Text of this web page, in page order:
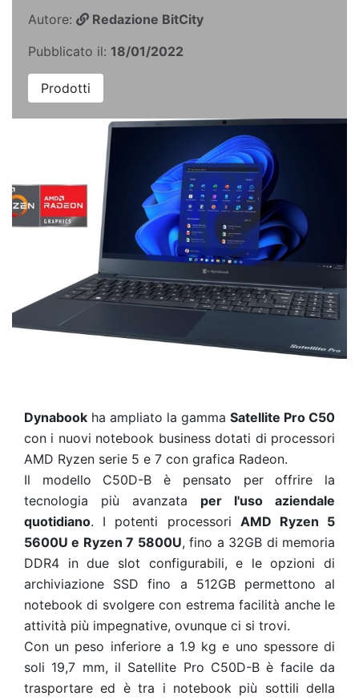
Autore:
Redazione BitCity
Pubblicato il: 18/01/2022
Prodotti
Dynabook ha ampliato la gamma Satellite Pro C50
con i nuovi notebook business dotati di processori
AMD Ryzen serie 5 e 7 con grafica Radeon.
Il modello C50D-B è pensato per offrire la
tecnologia più avanzata per l'uso aziendale
quotidiano. I potenti processori AMD Ryzen 5
5600U e Ryzen 7 5800U, fino a 32GB di memoria
DDR4 in due slot configurabili, e le opzioni di
archiviazione SSD fino a 512GB permettono al
notebook di svolgere con estrema facilità anche le
attività più impegnative, ovunque ci si trovi.
Con un peso inferiore a 1.9 kg e uno spessore di
soli 19,7 mm, il Satellite Pro C50D-B è facile da
trasportare ed è tra i notebook più sottili della